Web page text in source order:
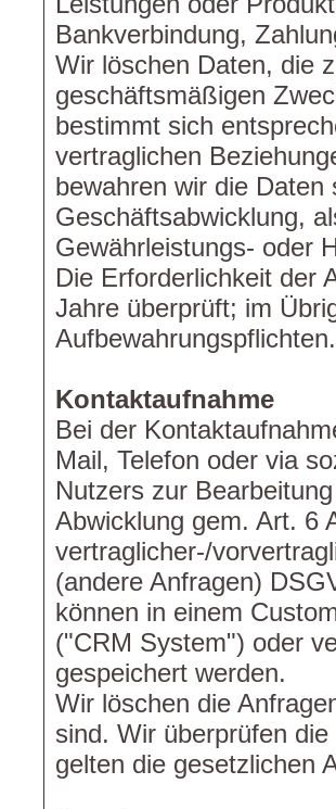
Bankverbindung,
Wir löschen Daten, die
geschäftsmäßigen
bestimmt sich
vertraglichen
bewahren wir die
Geschäftsabwicklung,
Gewährleistungs- oder
Die Erforderlichkeit der
Jahre überprüft; im
Aufbewahrungspflichten.
Kontaktaufnahme
Bei der
Mail, Telefon oder via
Nutzers zur
Abwicklung gem. Art. 6
vertraglicher-/
(andere Anfragen)
können in einem
("CRM System") oder
gespeichert werden.
Wir löschen die
sind. Wir überprüfen
gelten die gesetzlichen